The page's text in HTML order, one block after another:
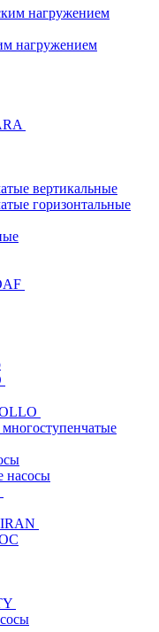
нагружением
нагружением
вертикальные
горизонтальные
насосы